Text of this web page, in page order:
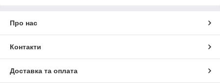
Про нас
Контакти
Доставка та оплата